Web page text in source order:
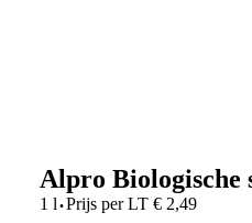
Alpro Biologische
1 l·Prijs per LT€ 2,49